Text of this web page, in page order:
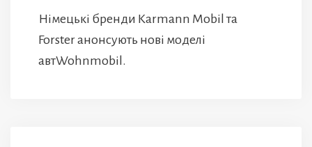
Німецькі бренди Karmann Mobil та
Forster анонсують нові моделі
автWohnmobil.